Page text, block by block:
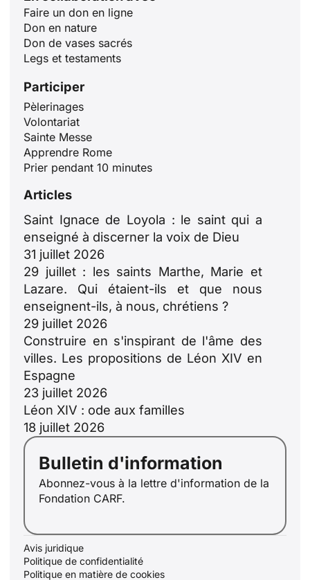
Faire un don en ligne
Don en nature
Don de vases sacrés
Legs et testaments
Participer
Pèlerinages
Volontariat
Sainte Messe
Apprendre Rome
Prier pendant 10 minutes
Articles
Saint Ignace de Loyola : le saint qui a
enseigné à discerner la voix de Dieu
31 juillet 2026
29 juillet : les saints Marthe, Marie et
Lazare. Qui étaient-ils et que nous
enseignent-ils, à nous, chrétiens ?
29 juillet 2026
Construire en s'inspirant de l'âme des
villes. Les propositions de Léon XIV en
Espagne
23 juillet 2026
Léon XIV : ode aux familles
18 juillet 2026
Bulletin d'information
Abonnez-vous à la lettre d'information de la
Fondation CARF.
Avis juridique
Politique de confidentialité
Politique en matière de cookies
DE
ZH